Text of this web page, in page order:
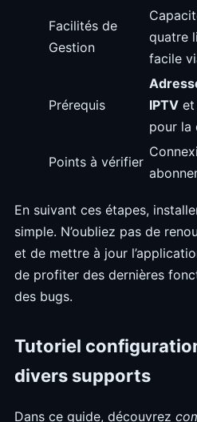
Facilités de
Gestion
quatre
facile
Prérequis
IPTV et
pour la
Points à vérifier
En suivant ces étapes,
simple. N’oubliez pas de
et de mettre à jour
de profiter des dernières
des bugs.
Tutoriel
divers supports
Dans ce guide, découvrez